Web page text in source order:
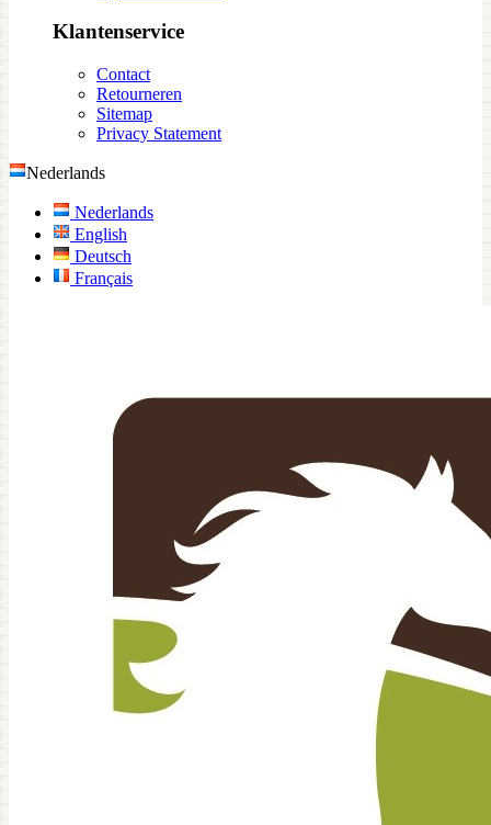
Klantenservice
Contact
Retourneren
Sitemap
Privacy Statement
Nederlands
Nederlands
English
Deutsch
Français